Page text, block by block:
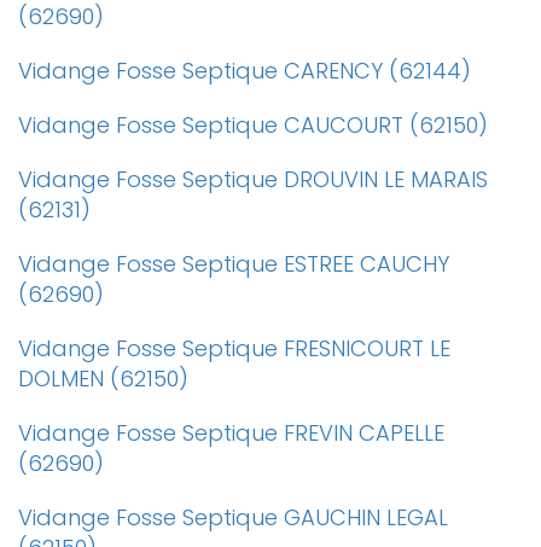
(62690)
Vidange Fosse Septique CARENCY (62144)
Vidange Fosse Septique CAUCOURT (62150)
Vidange Fosse Septique DROUVIN LE MARAIS
(62131)
Vidange Fosse Septique ESTREE CAUCHY
(62690)
Vidange Fosse Septique FRESNICOURT LE
DOLMEN (62150)
Vidange Fosse Septique FREVIN CAPELLE
(62690)
Vidange Fosse Septique GAUCHIN LEGAL